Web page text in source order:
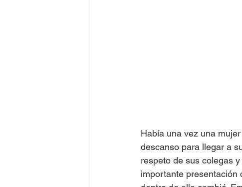
Había una vez una
descanso para llegar a
respeto de sus colegas
importante presentación